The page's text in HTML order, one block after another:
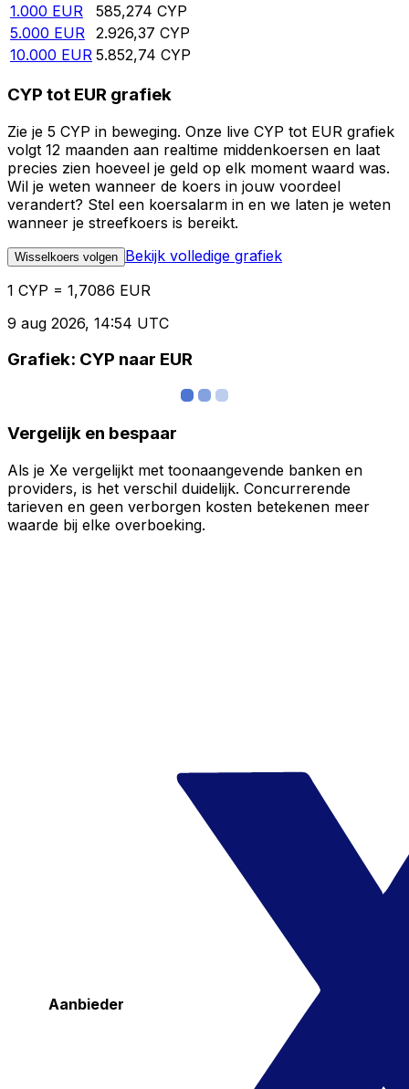
1.000 EUR 585,274 CYP
5.000 EUR 2.926,37 CYP
10.000 EUR 5.852,74 CYP
CYP tot EUR grafiek
Zie je 5 CYP in beweging. Onze live CYP tot EUR grafiek
volgt 12 maanden aan realtime middenkoersen en laat
precies zien hoeveel je geld op elk moment waard was.
Wil je weten wanneer de koers in jouw voordeel
verandert? Stel een koersalarm in en we laten je weten
wanneer je streefkoers is bereikt.
Wisselkoers volgen Bekijk volledige grafiek
1 CYP = 1,7086 EUR
9 aug 2026, 14:54 UTC
Grafiek: CYP naar EUR
Vergelijk en bespaar
Als je Xe vergelijkt met toonaangevende banken en
providers, is het verschil duidelijk. Concurrerende
tarieven en geen verborgen kosten betekenen meer
waarde bij elke overboeking.
Aanbieder